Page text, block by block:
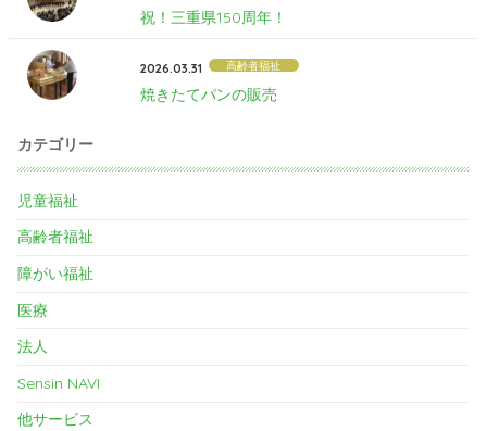
祝！三重県150周年！
2026.03.31 高齢者福祉
焼きたてパンの販売
カテゴリー
児童福祉
高齢者福祉
障がい福祉
医療
法人
Sensin NAVI
他サービス